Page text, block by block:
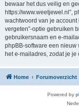
bewaar het dus veilig en
https://www.weetjewel.nl”,
wachtwoord van je account
vergeten”-optie gebruiken
gebruikersnaam en e-
phpBB-software een
het e-mailadres, zodat je
Home Forumoverzicht
Powered by